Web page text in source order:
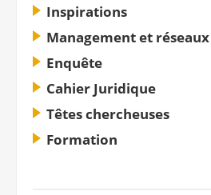
PANIER
Notre site éditorial
Inspirations
Management et réseaux
Enquête
Cahier Juridique
Têtes chercheuses
Formation